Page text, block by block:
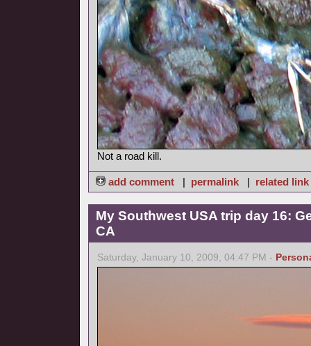
Not a road kill.
add comment | permalink | related link
My Southwest USA trip day 16:
CA
Saturday, January 10, 2009, 04:47 PM -